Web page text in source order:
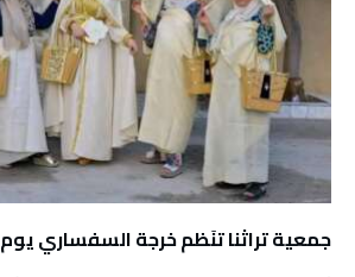
جمعية تراثنا تنَظم خرجة السفساري يوم 13 أوت 2026